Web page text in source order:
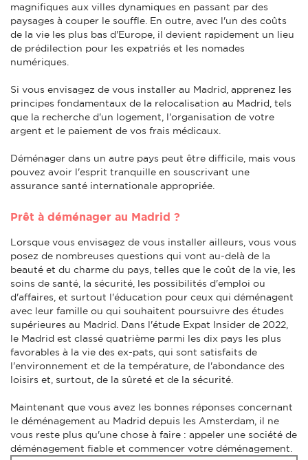
magnifiques aux villes dynamiques en passant par des
paysages à couper le souffle. En outre, avec l'un des coûts
de la vie les plus bas d'Europe, il devient rapidement un lieu
de prédilection pour les expatriés et les nomades
numériques.
Si vous envisagez de vous installer au Madrid, apprenez les
principes fondamentaux de la relocalisation au Madrid, tels
que la recherche d'un logement, l'organisation de votre
argent et le paiement de vos frais médicaux.
Déménager dans un autre pays peut être difficile, mais vous
pouvez avoir l'esprit tranquille en souscrivant une
assurance santé internationale appropriée.
Prêt à déménager au Madrid ?
Lorsque vous envisagez de vous installer ailleurs, vous vous
posez de nombreuses questions qui vont au-delà de la
beauté et du charme du pays, telles que le coût de la vie, les
soins de santé, la sécurité, les possibilités d'emploi ou
d'affaires, et surtout l'éducation pour ceux qui déménagent
avec leur famille ou qui souhaitent poursuivre des études
supérieures au Madrid. Dans l'étude Expat Insider de 2022,
le Madrid est classé quatrième parmi les dix pays les plus
favorables à la vie des ex-pats, qui sont satisfaits de
l'environnement et de la température, de l'abondance des
loisirs et, surtout, de la sûreté et de la sécurité.
Maintenant que vous avez les bonnes réponses concernant
le déménagement au Madrid depuis les Amsterdam, il ne
vous reste plus qu'une chose à faire : appeler une société de
déménagement fiable et commencer votre déménagement.